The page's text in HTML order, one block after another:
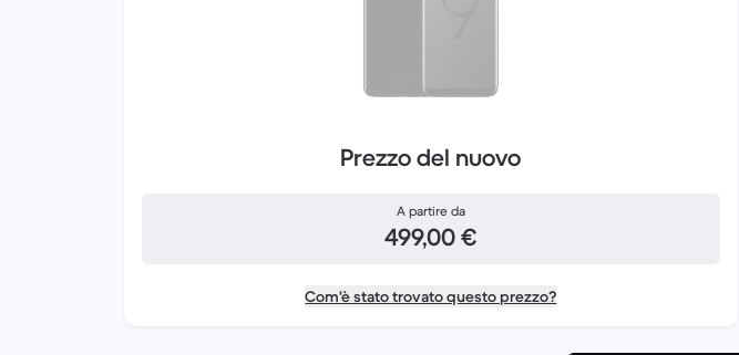
Prezzo del nuovo
A partire da
499,00 €
Com'è stato trovato questo prezzo?